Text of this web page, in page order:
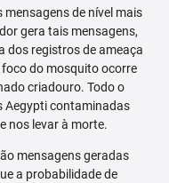
mensagens de nível mais
gera tais mensagens,
dos registros de ameaça
do mosquito ocorre
criadouro. Todo o
Aegypti contaminadas
nos levar à morte.
mensagens geradas
a probabilidade de